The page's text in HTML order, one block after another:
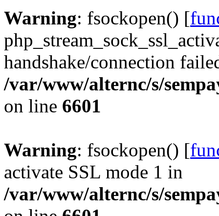
Warning: fsockopen() [
handshake/connection
/var/www/alternc/s/
on line 6601
Warning: fsockopen() [
activate SSL mode 1 in
/var/www/alternc/s/